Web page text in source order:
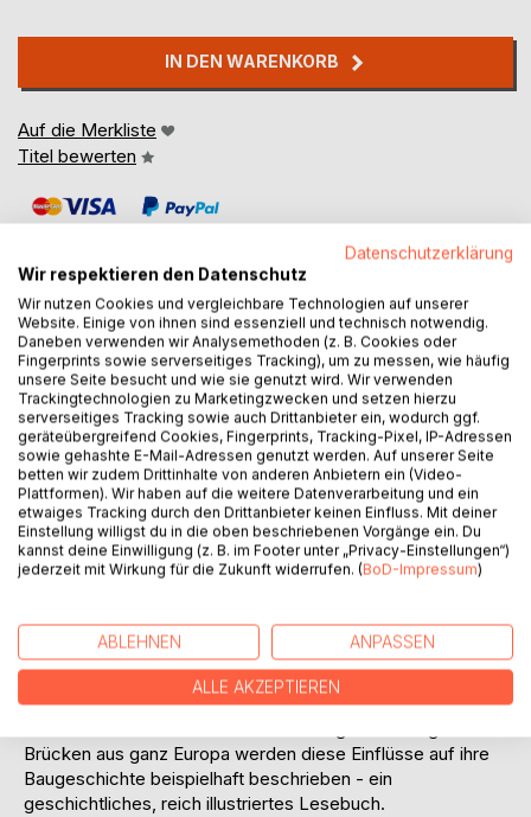
IN DEN WARENKORB
Auf die Merkliste
Titel bewerten
BESCHREIBUNG
Warum stehen auf alten europäischen Brücken oftmals ein
oder mehrere Heiligenstatuen? Dieses reich bebilderte
Buch schildert die mythischen und religiösen Bedeutungen
des antiken Brückenbaus und deren Übergang in das
"Christliche Abendland". Dabei wird auch der geistige,
wirtschaftliche und politische Einfluss der Kirche in jenen
Zeiten auf den Brückenbau behandelt. Diese Aspekte
spielen im modernen und eher unchristlichen Europa zwar
Entwicklung und erklären viele auch heute noch
existierende Verhältnisse und Traditionen.
Auch die schon lange in Vergessenheit geratenen
Lebensgeschichten und Legenden der Heiligen hatten
Brücken aus ganz Europa werden diese Einflüsse auf ihre
Baugeschichte beispielhaft beschrieben - ein
geschichtliches, reich illustriertes Lesebuch.
Datenschutzerklärung
Wir respektieren den Datenschutz
Wir nutzen Cookies und vergleichbare Technologien auf unserer
Website. Einige von ihnen sind essenziell und technisch notwendig.
Daneben verwenden wir Analysemethoden (z. B. Cookies oder
Fingerprints sowie serverseitiges Tracking), um zu messen, wie häufig
unsere Seite besucht und wie sie genutzt wird. Wir verwenden
Trackingtechnologien zu Marketingzwecken und setzen hierzu
serverseitiges Tracking sowie auch Drittanbieter ein, wodurch ggf.
geräteübergreifend Cookies, Fingerprints, Tracking-Pixel, IP-Adressen
sowie gehashte E-Mail-Adressen genutzt werden. Auf unserer Seite
betten wir zudem Drittinhalte von anderen Anbietern ein (Video-
Plattformen). Wir haben auf die weitere Datenverarbeitung und ein
etwaiges Tracking durch den Drittanbieter keinen Einfluss. Mit deiner
Einstellung willigst du in die oben beschriebenen Vorgänge ein. Du
kannst deine Einwilligung (z. B. im Footer unter „Privacy-Einstellungen“)
jederzeit mit Wirkung für die Zukunft widerrufen. (BoD-Impressum)
ABLEHNEN ANPASSEN
ALLE AKZEPTIEREN